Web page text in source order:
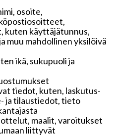
osoite,
kuten käyttäjätunnus,
muu mahdollinen yksilöivä
ikä, sukupuoli ja
tiedot, kuten, laskutus-
ja tilaustiedot, tieto
maalit, varoitukset
liittyvät